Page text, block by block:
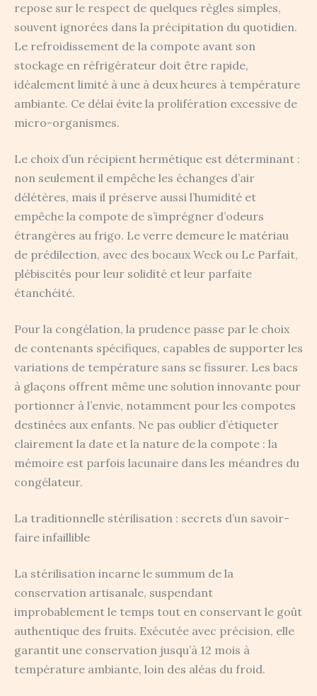
repose sur le respect de quelques règles simples,
souvent ignorées dans la précipitation du quotidien.
Le refroidissement de la compote avant son
stockage en réfrigérateur doit être rapide,
idéalement limité à une à deux heures à température
ambiante. Ce délai évite la prolifération excessive de
micro-organismes.
Le choix d’un récipient hermétique est déterminant :
non seulement il empêche les échanges d’air
délétères, mais il préserve aussi l’humidité et
empêche la compote de s’imprégner d’odeurs
étrangères au frigo. Le verre demeure le matériau
de prédilection, avec des bocaux Weck ou Le Parfait,
plébiscités pour leur solidité et leur parfaite
étanchéité.
Pour la congélation, la prudence passe par le choix
de contenants spécifiques, capables de supporter les
variations de température sans se fissurer. Les bacs
à glaçons offrent même une solution innovante pour
portionner à l’envie, notamment pour les compotes
destinées aux enfants. Ne pas oublier d’étiqueter
clairement la date et la nature de la compote : la
mémoire est parfois lacunaire dans les méandres du
congélateur.
La traditionnelle stérilisation : secrets d’un savoir-
faire infaillible
La stérilisation incarne le summum de la
conservation artisanale, suspendant
improbablement le temps tout en conservant le goût
authentique des fruits. Exécutée avec précision, elle
garantit une conservation jusqu’à 12 mois à
température ambiante, loin des aléas du froid.